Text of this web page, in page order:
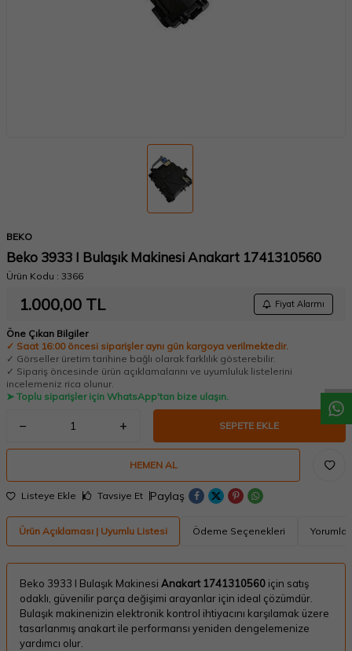
BEKO
Beko 3933 I Bulaşık Makinesi Anakart 1741310560
Ürün Kodu : 3366
1.000,00 TL Fiyat Alarmı
Öne Çıkan Bilgiler
✓ Saat 16:00 öncesi siparişler aynı gün kargoya verilmektedir.
✓ Görseller üretim tarihine bağlı olarak farklılık gösterebilir.
✓ Sipariş öncesinde ürün açıklamalarını ve uyumluluk listelerini
incelemeniz rica olunur.
➤ Toplu siparişler için WhatsApp'tan bize ulaşın.
SEPETE EKLE
HEMEN AL
Listeye Ekle Tavsiye Et Paylaş
Ürün Açıklaması | Uyumlu Listesi Ödeme Seçenekleri Yorumlar
Beko 3933 I Bulaşık Makinesi Anakart 1741310560 için satış
odaklı, güvenilir parça değişimi arayanlar için ideal çözümdür.
Bulaşık makinenizin elektronik kontrol ihtiyacını karşılamak üzere
tasarlanmış anakart ile performansı yeniden dengelemenize
yardımcı olur.